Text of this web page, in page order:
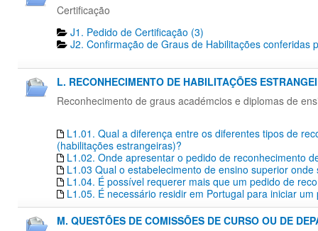
Certificação
J1. Pedido de Certificação​ (3)
J2. Confirmação de Graus de Habilitações conferidas
L. RECONHECIMENTO DE HABILITAÇÕES
Reconhecimento de graus académcios e diplomas de
L1.01. Qual a diferença entre os diferentes tipos de
(habilitações estrangeiras)?
L1.02. Onde apresentar o pedido de reconhecimento
L1.03 Qual o estabelecimento de ensino superior
L1.04. É possível requerer mais que um pedido de
L1.05. É necessário residir em Portugal para iniciar
M. QUESTÕES DE COMISSÕES DE CURSO OU DE